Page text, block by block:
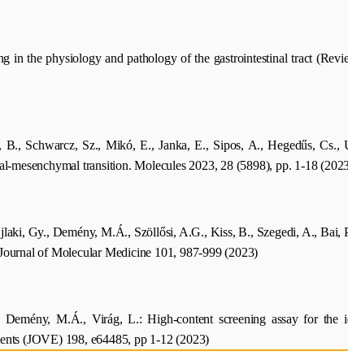
in the physiology and pathology of the gastrointestinal tract
Schwarcz, Sz., Mikó, E., Janka, E., Sipos, A., Hegedűs, Cs.,
mesenchymal transition. Molecules 2023, 28 (5898), pp. 1-18
Gy., Demény, M.Á., Szöllősi, A.G., Kiss, B., Szegedi, A., Bai,
of Molecular Medicine 101, 987-999 (2023)
M.Á., Virág, L.: High-content screening assay for the
(JOVE) 198, e64485, pp 1-12 (2023)